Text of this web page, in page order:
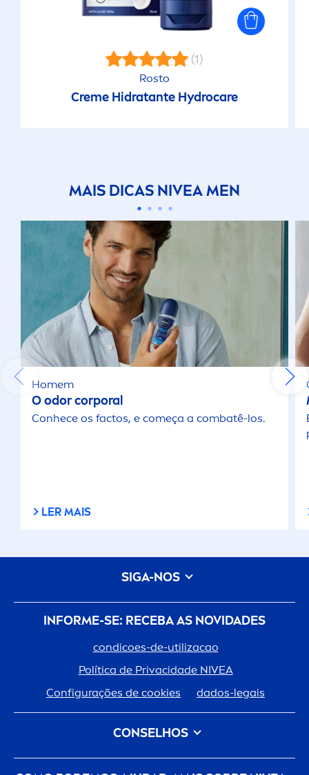
(1)
Rosto
Creme Hidratante Hydrocare
MAIS DICAS NIVEAMEN
Homem
O odor corporal
Conhece os factos, e começa a combatê-los.
LER MAIS
INFORME-SE: RECEBA AS NOVIDADES
condicoes-de-utilizacao
Política de Privacidade NIVEA
Configurações de cookies
dados-legais
CONSELHOS
Tipo de Cabelo Tipo de Pele
SIGA-NOS